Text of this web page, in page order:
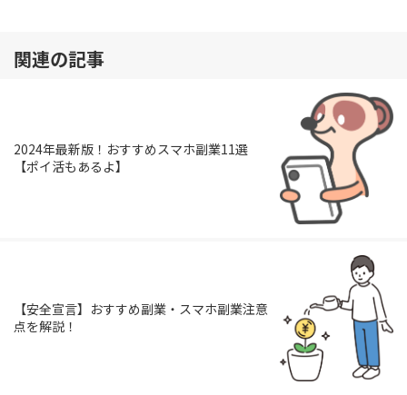
関連の記事
2024年最新版！おすすめスマホ副業11選
【ポイ活もあるよ】
【安全宣言】おすすめ副業・スマホ副業注意
点を解説！